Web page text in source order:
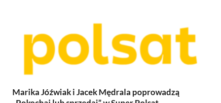
Marika Jóźwiak i Jacek Mędrala poprowadzą